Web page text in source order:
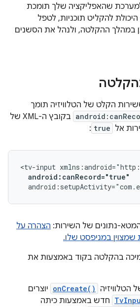
למערכת שהאפליקציה שלך תומכת
להקליט תוכניות, לטפל
במהלך ההקלטה, ולנהל את הסשנים
הקלט של הטלוויזיה תומך
בקובץ ה-XML של
אל true
:
<tv-input
android:canRecord="true"
נתונים של השירות: הצהרה על
שמצוין במניפסט שלו.
תמיכה בהקלטה בקוד באמצעות את
הטלוויזיה
onCreate() יוצרים
חדש באמצעות כיתה